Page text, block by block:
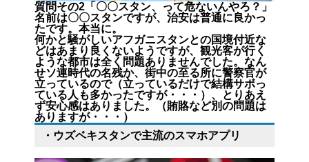
質問その2「〇〇スタン、って危ないんやろ？」
名前は〇〇スタンですが、治安は普通に良かっ
たです。本当に。
何かと騒がしいアフガニスタンとの国境付近な
どはあまり良くないようですが、観光客が行く
ような都市は全く問題ありませんでした。なん
せソ連時代の名残か、街中の至る所に警察官が
立っているので（立っているだけで結構サボっ
ている人も多かったですが・・・）、とりあえ
ず安心感はありました。（賄賂など別の問題は
ありますが・・・）
・ウズベキスタンで主流のスマホアプリ